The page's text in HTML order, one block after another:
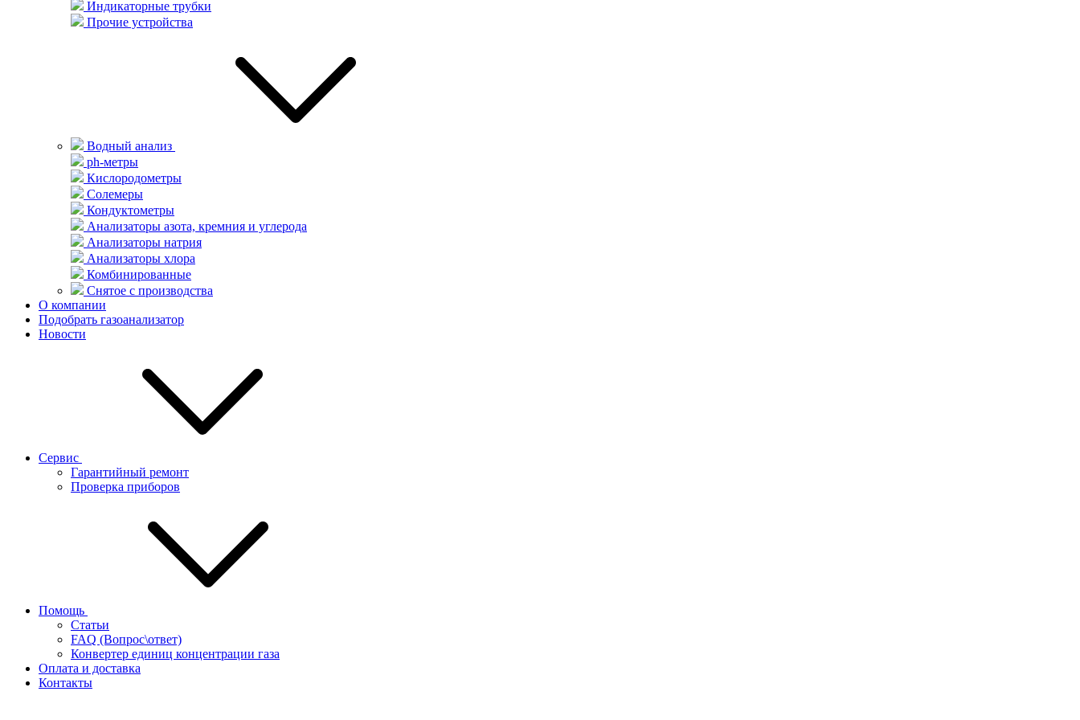
Индикаторные трубки
Прочие устройства
Водный анализ
ph-метры
Кислородометры
Солемеры
Кондуктометры
Анализаторы азота, кремния и углерода
Анализаторы натрия
Анализаторы хлора
Комбинированные
Снятое с производства
О компании
Подобрать газоанализатор
Новости
Сервис
Гарантийный ремонт
Проверка приборов
Помощь
Статьи
FAQ (Вопрос\ответ)
Конвертер единиц концентрации газа
Оплата и доставка
Контакты